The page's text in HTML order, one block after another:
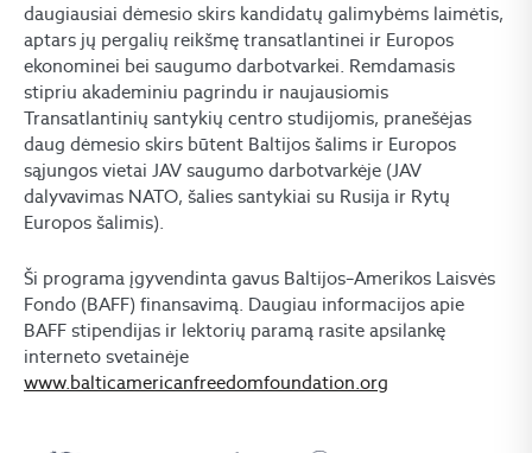
daugiausiai dėmesio skirs kandidatų galimybėms laimėtis,
aptars jų pergalių reikšmę transatlantinei ir Europos
ekonominei bei saugumo darbotvarkei. Remdamasis
stipriu akademiniu pagrindu ir naujausiomis
Transatlantinių santykių centro studijomis, pranešėjas
daug dėmesio skirs būtent Baltijos šalims ir Europos
sąjungos vietai JAV saugumo darbotvarkėje (JAV
dalyvavimas NATO, šalies santykiai su Rusija ir Rytų
Europos šalimis).
Ši programa įgyvendinta gavus Baltijos–Amerikos Laisvės
Fondo (BAFF) finansavimą. Daugiau informacijos apie
BAFF stipendijas ir lektorių paramą rasite apsilankę
interneto svetainėje
www.balticamericanfreedomfoundation.org